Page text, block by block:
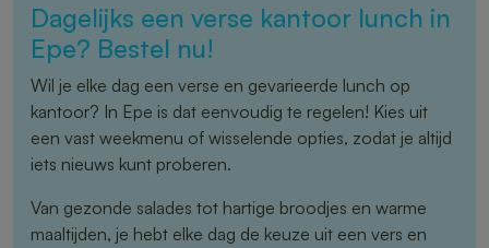
Dagelijks een verse kantoor lunch in
Epe? Bestel nu!
Wil je elke dag een verse en gevarieerde lunch op
kantoor? In Epe is dat eenvoudig te regelen! Kies uit
een vast weekmenu of wisselende opties, zodat je altijd
iets nieuws kunt proberen.
Van gezonde salades tot hartige broodjes en warme
maaltijden, je hebt elke dag de keuze uit een vers en